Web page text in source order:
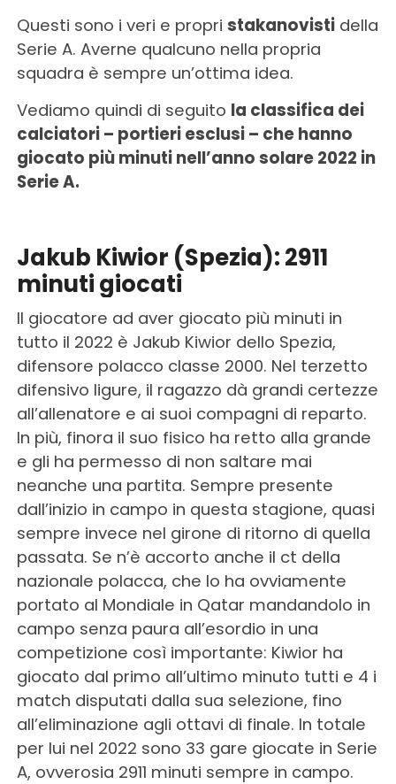
Questi sono i veri e propri stakanovistidella
Serie A. Averne qualcuno nella propria
squadra è sempre un’ottima idea.
Vediamo quindi di seguito la classifica dei
calciatori – portieri esclusi – che hanno
giocato più minuti nell’anno solare 2022 in
Serie A.
Jakub Kiwior (Spezia): 2911
minuti giocati
Il giocatore ad aver giocato più minuti in
tutto il 2022 è Jakub Kiwior dello Spezia,
difensore polacco classe 2000. Nel terzetto
difensivo ligure, il ragazzo dà grandi certezze
all’allenatore e ai suoi compagni di reparto.
In più, finora il suo fisico ha retto alla grande
e gli ha permesso di non saltare mai
neanche una partita. Sempre presente
dall’inizio in campo in questa stagione, quasi
sempre invece nel girone di ritorno di quella
passata. Se n’è accorto anche il ct della
nazionale polacca, che lo ha ovviamente
portato al Mondiale in Qatar mandandolo in
campo senza paura all’esordio in una
competizione così importante: Kiwior ha
giocato dal primo all’ultimo minuto tutti e 4 i
match disputati dalla sua selezione, fino
all’eliminazione agli ottavi di finale. In totale
per lui nel 2022 sono 33 gare giocate in Serie
A, ovverosia 2911 minuti sempre in campo.